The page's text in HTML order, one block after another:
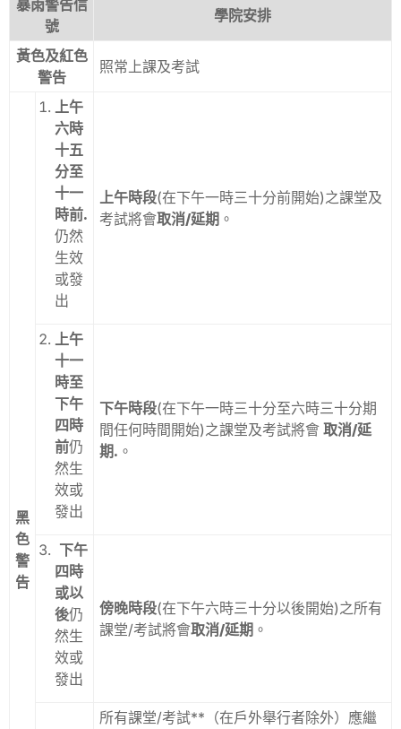
暴雨警告信
號
學院安排
黃色及紅色
警告
照常上課及考試
黑
色
警
告
上午
六時
十五
分至
十一
時前.
仍然
生效
或發
出
上午時段(在下午一時三十分前開始)之課堂及
考試將會取消/延期 。
上午
十一
時至
下午
四時
前仍
然生
效或
發出
下午時段(在下午一時三十分至六時三十分期
間任何時間開始)之課堂及考試將會 取消/延
期. 。
下午
四時
或以
後仍
然生
效或
發出
傍晚時段(在下午六時三十分以後開始)之所有
課堂/考試將會取消/延期 。
所有課堂/考試**（在戶外舉行者除外）應繼